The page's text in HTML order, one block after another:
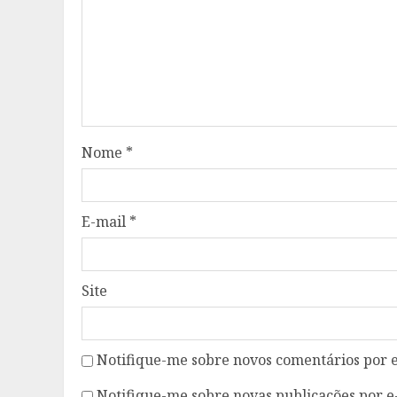
Nome *
E-mail *
Site
Notifique-me sobre novos comentários por